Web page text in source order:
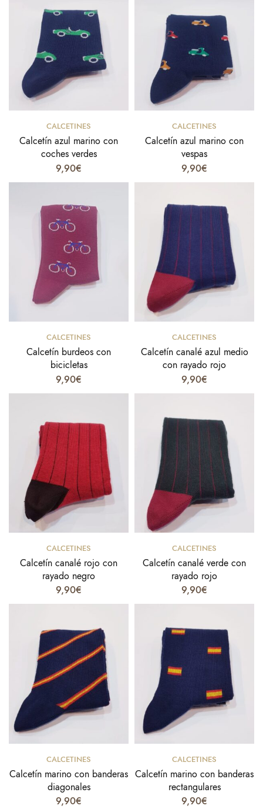
Select options
CALCETINES
Calcetín azul marino con
coches verdes
9,90€
Select options
CALCETINES
Calcetín azul marino con
vespas
9,90€
Select options
CALCETINES
Calcetín burdeos con
bicicletas
9,90€
Select options
CALCETINES
Calcetín canalé azul medio
con rayado rojo
9,90€
Select options
CALCETINES
Calcetín canalé rojo con
rayado negro
9,90€
Select options
CALCETINES
Calcetín canalé verde con
rayado rojo
9,90€
Select options
CALCETINES
Calcetín marino con banderas
diagonales
9,90€
Select options
CALCETINES
Calcetín marino con banderas
rectangulares
9,90€